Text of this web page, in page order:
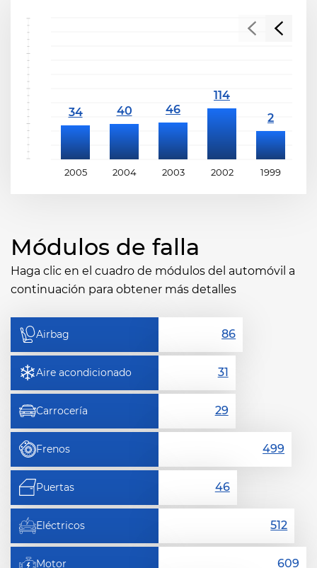
2005 2004 2003 2002 1999
Módulos de falla
Haga clic en el cuadro de módulos del automóvil a
continuación para obtener más detalles
Airbag
Aire acondicionado
Carrocería
Frenos
Puertas
Eléctricos
Motor